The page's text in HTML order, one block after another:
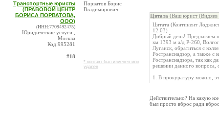
Транспортные юристы
(ПРАВОВОЙ ЦЕНТР
БОРИСА ПОРВАТОВА,
ООО)
(ИНН:7709492475)
Юридические услуги ,
Москва
Код:995281
#18
Порватов Борис
Владимирович
* контакт был изменен или
удален
Цитата (Ваш юрист (Видяев
Цитата (Континент
12:03)
Добрый день! Предлагаем
км 1393 м а/д Р-260,
Луганск, обратиться с
Ространснадзор, а также
Ространснадзора, так как
решении данного вопроса,
1. В прокуратуру можно,
Действительно? На какую
был просто вброс ради